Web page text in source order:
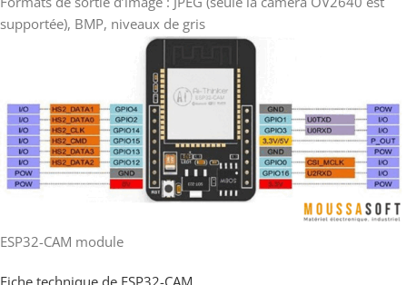
supportée), BMP, niveaux de gris
ESP32-CAM module
Fiche technique de ESP32-CAM